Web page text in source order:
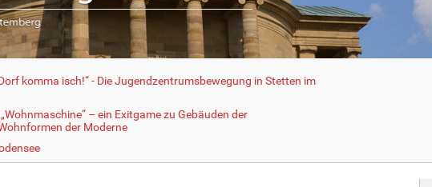
komma isch!“ - Die Jugendzentrumsbewegung in Stetten im
– ein Exitgame zu Gebäuden der
der Moderne